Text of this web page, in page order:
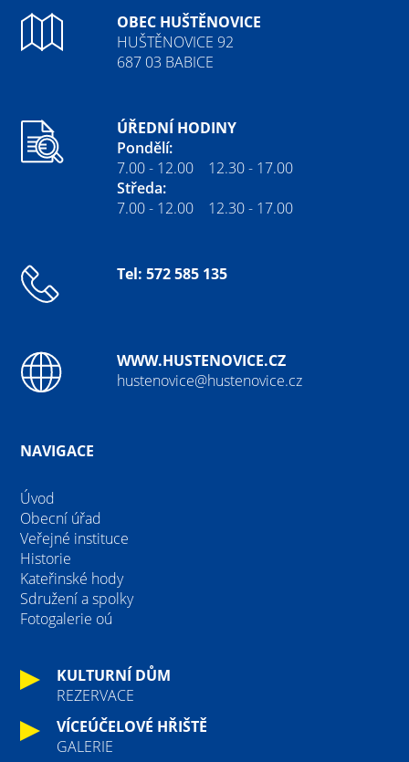
OBEC HUŠTĚNOVICE
HUŠTĚNOVICE 92
687 03 BABICE
ÚŘEDNÍ HODINY
Pondělí:
7.00 - 12.00 12.30 - 17.00
Středa:
7.00 - 12.00 12.30 - 17.00
Tel: 572 585 135
WWW.HUSTENOVICE.CZ
hustenovice@hustenovice.cz
NAVIGACE
Úvod
Obecní úřad
Veřejné instituce
Historie
Kateřinské hody
Sdružení a spolky
Fotogalerie oú
KULTURNÍ DŮM
REZERVACE
VÍCEÚČELOVÉ HŘIŠTĚ
GALERIE